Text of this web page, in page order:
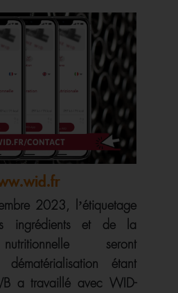
2023, l’étiquetage
ingrédients et de la
seront
étant
a travaillé avec WID-